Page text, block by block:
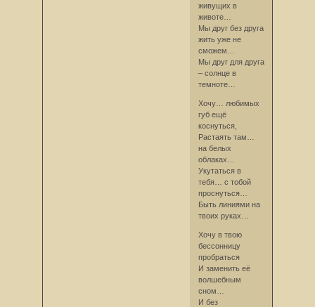
живущих в
животе…
Мы друг без друга
жить уже не
сможем…
Мы друг для друга
– солнце в
темноте…
Хочу… любимых
губ ещё
коснуться,
Растаять там…
на белых
облаках…
Укутаться в
тебя… с тобой
проснуться…
Быть линиями на
твоих руках…
Хочу в твою
бессонницу
пробраться
И заменить её
волшебным
сном…
И без